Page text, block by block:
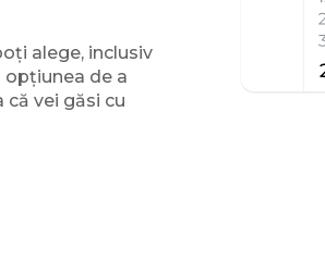
alege, inclusiv
opțiunea de a
că vei găsi cu